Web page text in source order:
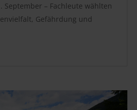
September – Fachleute wählten
Gefährdung und